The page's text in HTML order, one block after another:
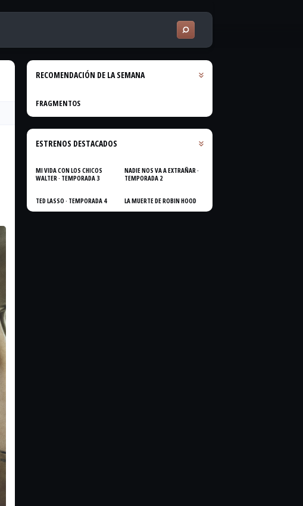
RECOMENDACIÓN DE LA SEMANA
FRAGMENTOS
ESTRENOS DESTACADOS
MI VIDA CON LOS CHICOS
WALTER · TEMPORADA 3
NADIE NOS VA A EXTRAÑAR ·
TEMPORADA 2
TED LASSO · TEMPORADA 4 LA MUERTE DE ROBIN HOOD